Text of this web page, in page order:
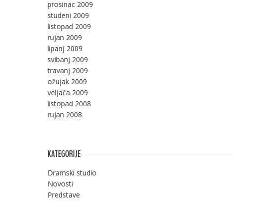
prosinac 2009
studeni 2009
listopad 2009
rujan 2009
lipanj 2009
svibanj 2009
travanj 2009
ožujak 2009
veljača 2009
listopad 2008
rujan 2008
KATEGORIJE
Dramski studio
Novosti
Predstave